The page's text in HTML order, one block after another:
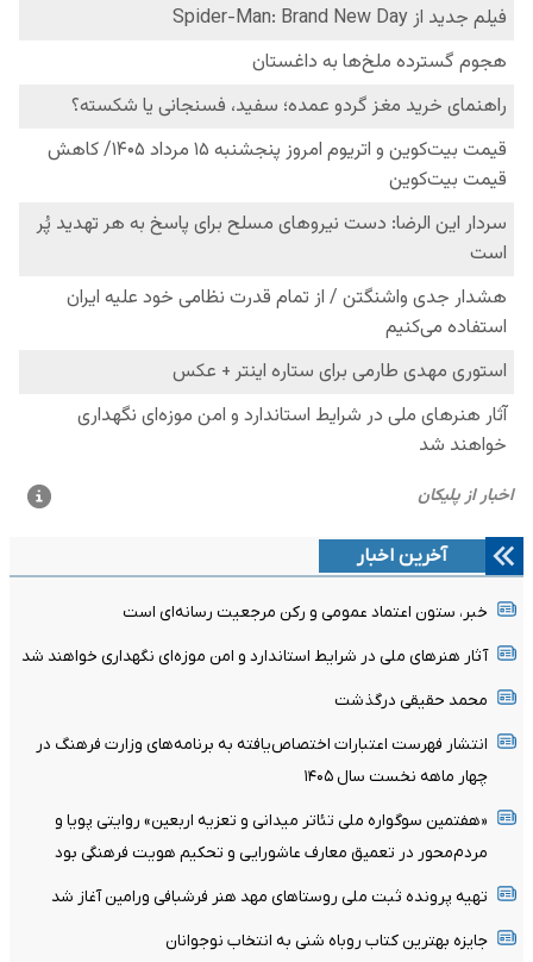
آخرین اخبار
خبر، ستون اعتماد عمومی و رکن مرجعیت رسانه‌ای است
آثار هنرهای ملی در شرایط استاندارد و امن موزه‌ای نگهداری خواهند شد
محمد حقیقی درگذشت
انتشار فهرست اعتبارات اختصاص‌یافته به برنامه‌های وزارت فرهنگ در
چهار ماهه نخست سال ۱۴۰۵
«هفتمین سوگواره ملی تئاتر میدانی و تعزیه اربعین» روایتی پویا و
مردم‌محور در تعمیق معارف عاشورایی و تحکیم هویت فرهنگی بود
تهیه پرونده ثبت ملی روستاهای مهد هنر فرشبافی ورامین آغاز شد
جایزه بهترین کتاب روباه شنی به انتخاب نوجوانان